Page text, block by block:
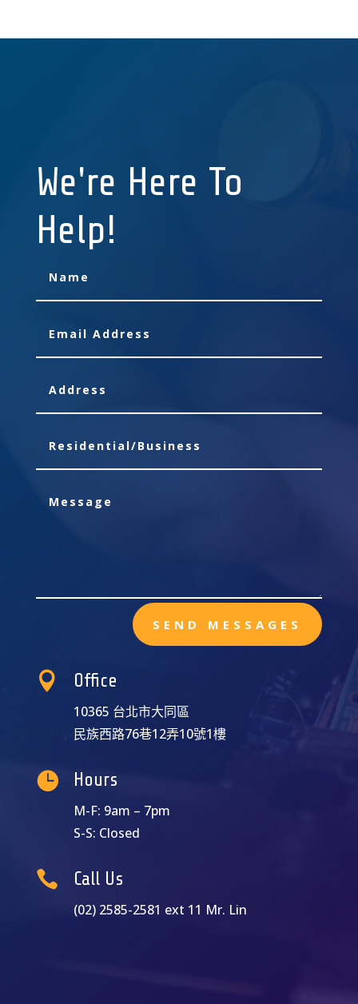
We're Here To
Help!
SEND MESSAGES
 Office
10365 台北市大同區
民族西路76巷12弄10號1樓
 Hours
M-F: 9am – 7pm
S-S: Closed
 Call Us
(02) 2585-2581 ext 11 Mr. Lin